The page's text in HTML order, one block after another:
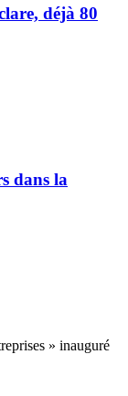
déjà 80
dans la
» inauguré